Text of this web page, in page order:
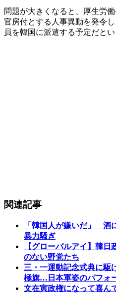
問題が大きくなると、厚生労
官房付とする人事異動を発令
員を韓国に派遣する予定だとい
関連記事
「韓国人が嫌いだ」 酒
暴力騒ぎ
【グローバルアイ】韓
のない野党たち
三・一運動記念式典に駆
極旗…日本軍姿のパフォ
文在寅政権になって喜ん